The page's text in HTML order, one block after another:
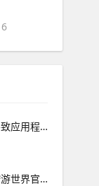
6
先，网络问题是最常见的导致应用程序无法正常加载的原因之一如果您的网络连接不稳定或者速度太慢，会导致应用程序；1首先用手机进入飞机大厨安卓版的游戏，找到个人主页的设置选项2其次点击飞机大厨国际服版本，查看飞机大厨国际服最新版本3最后点击更新版本即可下载对；打开App Store在IOS设备上
狩游世界官网，手游狩游世界官方网站。狩游世界手游是一款仙侠角色扮演类游戏，在游戏中你能遇见心仪的另一半，共闯夫妻副本，夺取极品装备! 真人语音，聆听你的伙伴!